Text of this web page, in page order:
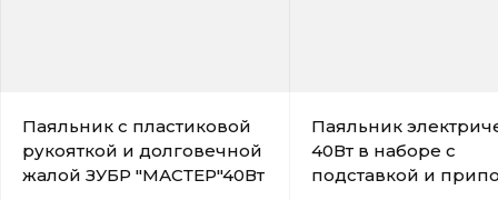
Паяльник с пластиковой
рукояткой и долговечной
жалой ЗУБР "МАСТЕР"40Вт
Паяльник
40Вт в наборе с
подставкой и